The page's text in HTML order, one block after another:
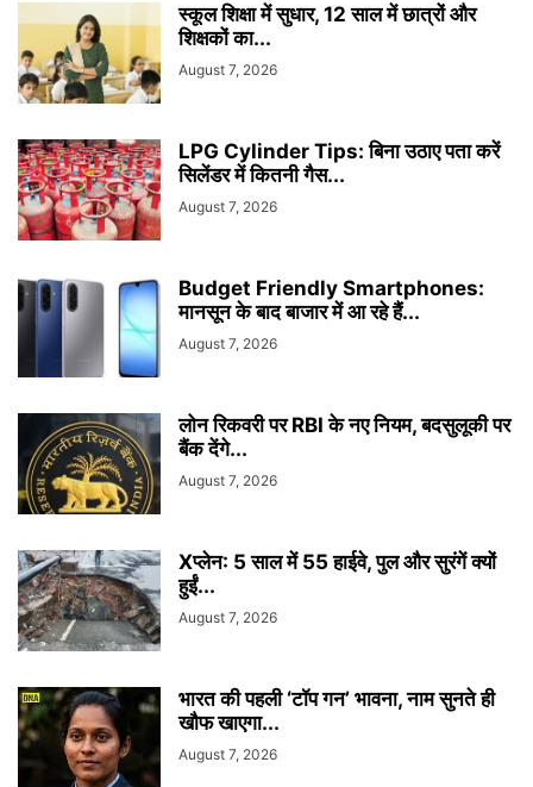
स्कूल शिक्षा में सुधार, 12 साल में छात्रों और
शिक्षकों का...
August 7, 2026
LPG Cylinder Tips: बिना उठाए पता करें
सिलेंडर में कितनी गैस...
August 7, 2026
Budget Friendly Smartphones:
मानसून के बाद बाजार में आ रहे हैं...
August 7, 2026
लोन रिकवरी पर RBI के नए नियम, बदसुलूकी पर
बैंक देंगे...
August 7, 2026
Xप्लेन: 5 साल में 55 हाईवे, पुल और सुरंगें क्यों
हुईं...
August 7, 2026
भारत की पहली ‘टॉप गन’ भावना, नाम सुनते ही
खौफ खाएगा...
August 7, 2026